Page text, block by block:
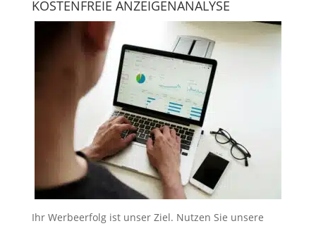
KOSTENFREIE ANZEIGENANALYSE
Ihr Werbeerfolg ist unser Ziel. Nutzen Sie unsere